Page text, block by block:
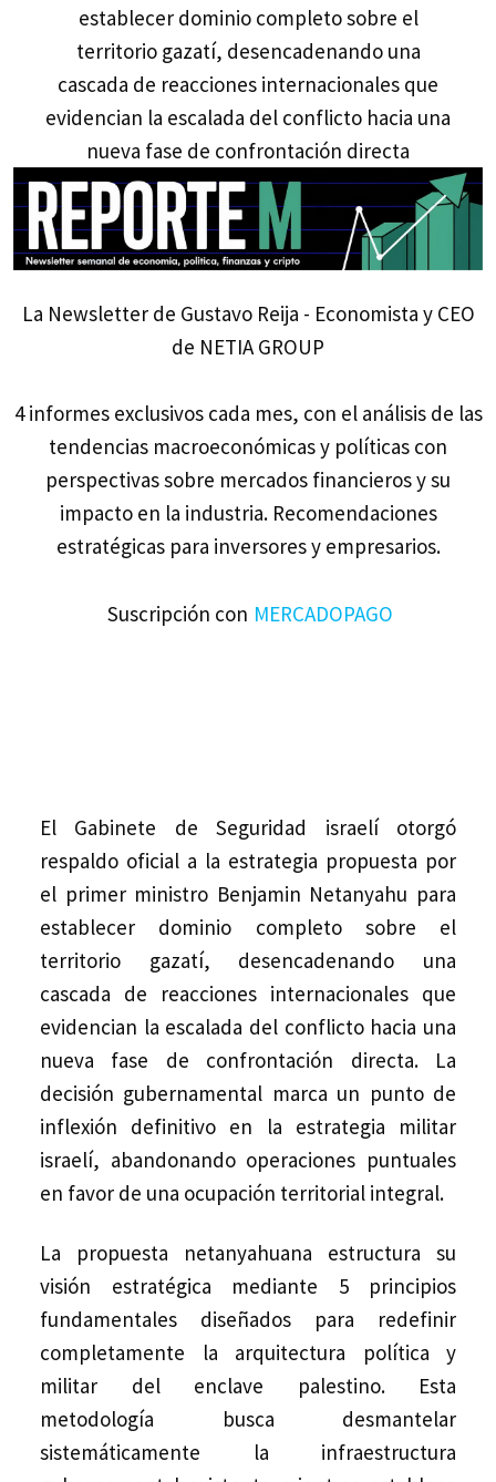
establecer dominio completo sobre el
territorio gazatí, desencadenando una
cascada de reacciones internacionales que
evidencian la escalada del conflicto hacia una
nueva fase de confrontación directa
La Newsletter de Gustavo Reija - Economista y CEO
de NETIA GROUP
4 informes exclusivos cada mes, con el análisis de las
tendencias macroeconómicas y políticas con
perspectivas sobre mercados financieros y su
impacto en la industria. Recomendaciones
estratégicas para inversores y empresarios.
Suscripción con MERCADOPAGO
El Gabinete de Seguridad israelí otorgó
respaldo oficial a la estrategia propuesta por
el primer ministro Benjamin Netanyahu para
establecer dominio completo sobre el
territorio gazatí, desencadenando una
cascada de reacciones internacionales que
evidencian la escalada del conflicto hacia una
nueva fase de confrontación directa. La
decisión gubernamental marca un punto de
inflexión definitivo en la estrategia militar
israelí, abandonando operaciones puntuales
en favor de una ocupación territorial integral.
La propuesta netanyahuana estructura su
visión estratégica mediante 5 principios
fundamentales diseñados para redefinir
completamente la arquitectura política y
militar del enclave palestino. Esta
metodología busca desmantelar
sistemáticamente la infraestructura